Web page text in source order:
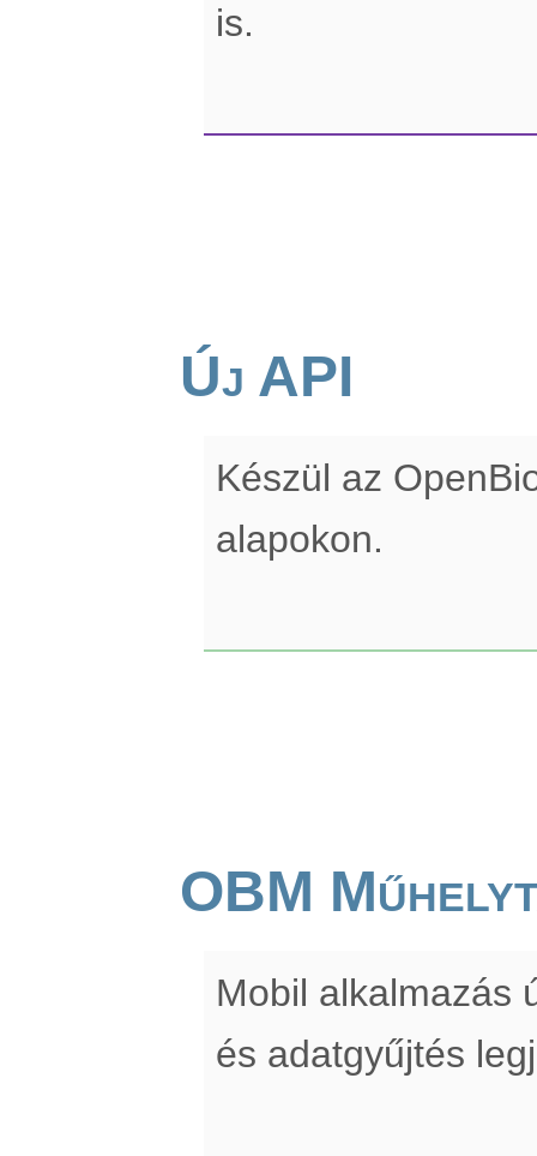
is.
Új API
Készül az
alapokon.
OBM
Mobil alkalmazás
és adatgyűjtés